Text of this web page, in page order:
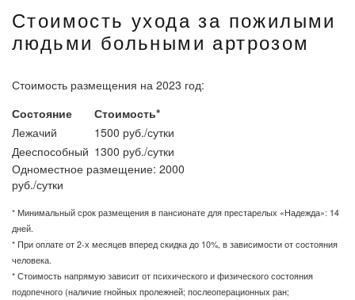
Стоимость ухода за пожилыми
людьми больными артрозом
Стоимость размещения на 2023 год:
Состояние
Стоимость*
Лежачий
1500 руб./сутки
Дееспособный 1300 руб./сутки
Одноместное размещение: 2000
руб./сутки
* Минимальный срок размещения в пансионате для престарелых «Надежда»: 14
дней.
* При оплате от 2-х месяцев вперед скидка до 10%, в зависимости от состояния
человека.
* Стоимость напрямую зависит от психического и физического состояния
подопечного (наличие гнойных пролежней; послеоперационных ран;